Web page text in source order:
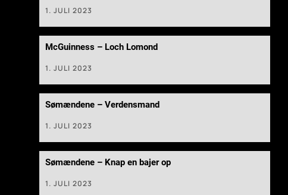
1. JULI 2023
McGuinness – Loch Lomond
1. JULI 2023
Sømændene – Verdensmand
1. JULI 2023
Sømændene – Knap en bajer op
1. JULI 2023